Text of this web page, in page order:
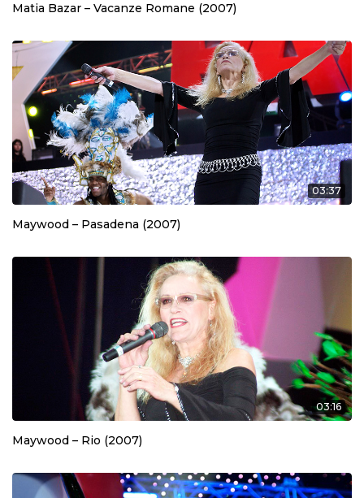
Matia Bazar – Vacanze Romane (2007)
03:37
Maywood – Pasadena (2007)
03:16
Maywood – Rio (2007)